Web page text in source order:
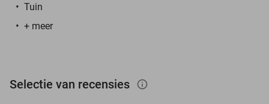
Tuin
+ meer
Selectie van recensies info_outlined